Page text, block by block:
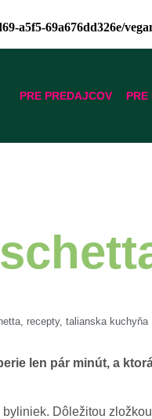
a5f5-69a676dd326e/
PRE PREDAJCOV PRE
, recepty, talianska kuchyňa
len pár minút, a
Dôležitou